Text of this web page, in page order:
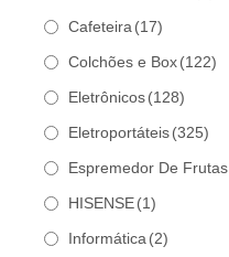
Cafeteira (17)
Colchões e Box (122)
Eletrônicos (128)
Eletroportáteis (325)
Espremedor De Frutas
HISENSE (1)
Informática (2)